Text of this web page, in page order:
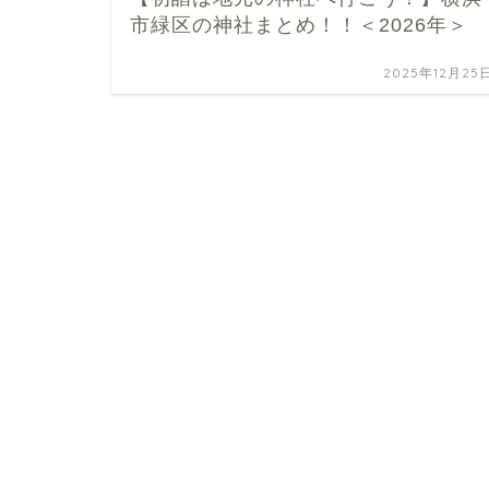
市緑区の神社まとめ！！＜2026年＞
2025年12月25